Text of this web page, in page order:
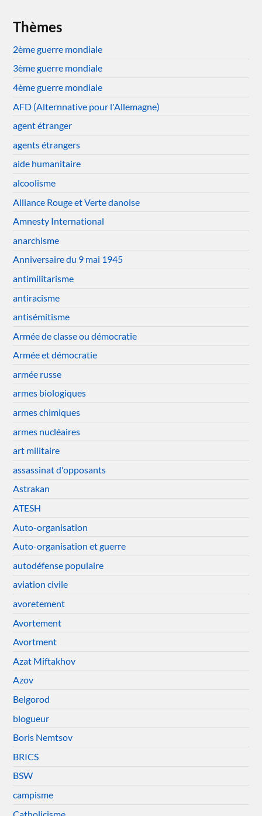
Thèmes
2ème guerre mondiale
3ème guerre mondiale
4ème guerre mondiale
AFD (Alternnative pour l'Allemagne)
agent étranger
agents étrangers
aide humanitaire
alcoolisme
Alliance Rouge et Verte danoise
Amnesty International
anarchisme
Anniversaire du 9 mai 1945
antimilitarisme
antiracisme
antisémitisme
Armée de classe ou démocratie
Armée et démocratie
armée russe
armes biologiques
armes chimiques
armes nucléaires
art militaire
assassinat d'opposants
Astrakan
ATESH
Auto-organisation
Auto-organisation et guerre
autodéfense populaire
aviation civile
avoretement
Avortement
Avortment
Azat Miftakhov
Azov
Belgorod
blogueur
Boris Nemtsov
BRICS
BSW
campisme
Catholicisme